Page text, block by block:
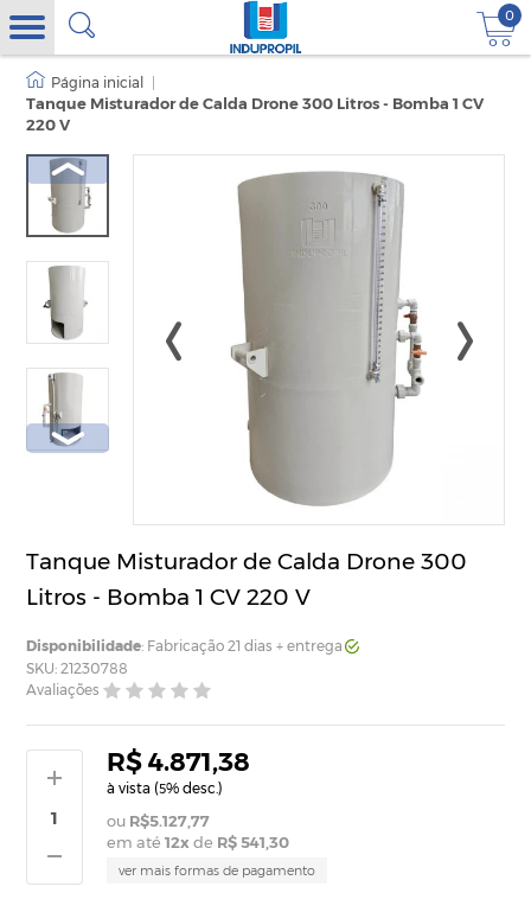
0
Tanque Misturador de Calda Drone 300 Litros - Bomba 1 CV
220 V
Tanque Misturador de Calda Drone 300
Litros - Bomba 1 CV 220 V
Disponibilidade: Fabricação 21 dias + entrega
SKU: 21230788
Avaliações
R$ 4.871,38
à vista (5% desc.)
R$5.127,77
em até12x de R$ 541,30
ver mais formas de pagamento